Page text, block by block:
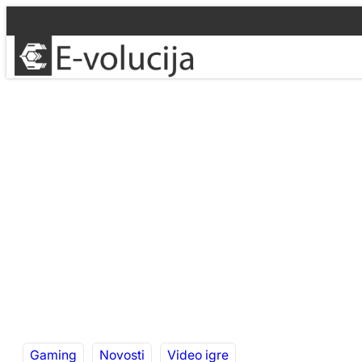
na
sadržaj
Gaming Novosti Video igre